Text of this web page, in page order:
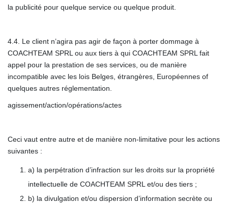
la publicité pour quelque service ou quelque produit.
4.4. Le client n’agira pas agir de façon à porter dommage à
COACHTEAM SPRL ou aux tiers à qui COACHTEAM SPRL fait
appel pour la prestation de ses services, ou de manière
incompatible avec les lois Belges, étrangères, Européennes of
quelques autres réglementation.
agissement/action/opérations/actes
Ceci vaut entre autre et de manière non-limitative pour les actions
suivantes :
a) la perpétration d’infraction sur les droits sur la propriété
intellectuelle de COACHTEAM SPRL et/ou des tiers ;
b) la divulgation et/ou dispersion d’information secrète ou